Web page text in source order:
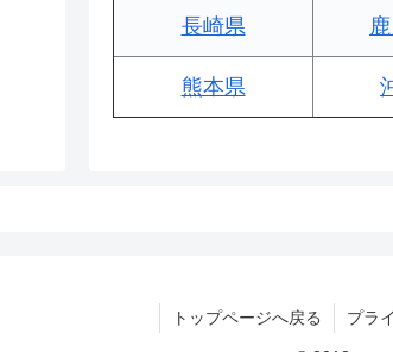
長崎県
熊本県
トップページへ戻る プラ